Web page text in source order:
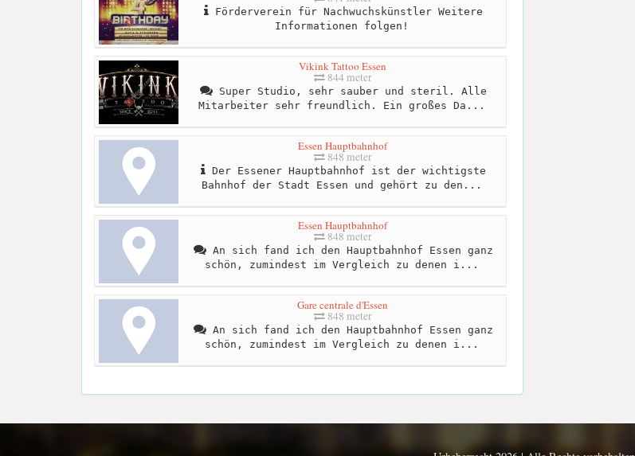
Förderverein für Nachwuchskünstler Weitere
Informationen folgen!
Vikink Tattoo Essen
844 meter
Super Studio, sehr sauber und steril. Alle
Mitarbeiter sehr freundlich. Ein großes Da...
Essen Hauptbahnhof
848 meter
Der Essener Hauptbahnhof ist der wichtigste
Bahnhof der Stadt Essen und gehört zu den...
Essen Hauptbahnhof
848 meter
An sich fand ich den Hauptbahnhof Essen ganz
schön, zumindest im Vergleich zu denen i...
Gare centrale d'Essen
848 meter
An sich fand ich den Hauptbahnhof Essen ganz
schön, zumindest im Vergleich zu denen i...